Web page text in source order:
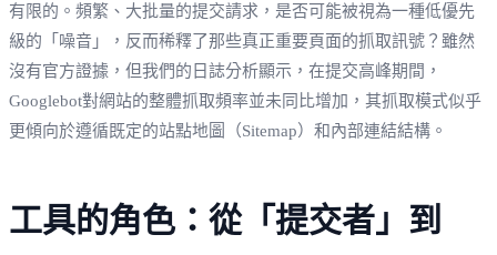
有限的。頻繁、大批量的提交請求，是否可能被視為一種低優先
級的「噪音」，反而稀釋了那些真正重要頁面的抓取訊號？雖然
沒有官方證據，但我們的日誌分析顯示，在提交高峰期間，
Googlebot對網站的整體抓取頻率並未同比增加，其抓取模式似乎
更傾向於遵循既定的站點地圖（Sitemap）和內部連結結構。
工具的角色：從「提交者」到